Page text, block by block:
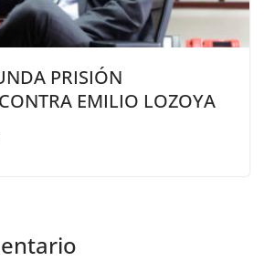
PRISIÓN
EMILIO LOZOYA